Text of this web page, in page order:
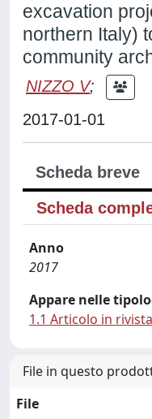
excavation
northern Italy)
community
NIZZO V;
2017-01-01
Scheda breve
Scheda
Anno
2017
Appare nelle
1.1 Articolo in rivista
File in questo
File